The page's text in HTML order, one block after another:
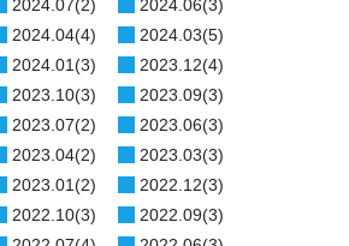
2024.07(2)
2024.06(3)
2024.04(4)
2024.03(5)
2024.01(3)
2023.12(4)
2023.10(3)
2023.09(3)
2023.07(2)
2023.06(3)
2023.04(2)
2023.03(3)
2023.01(2)
2022.12(3)
2022.10(3)
2022.09(3)